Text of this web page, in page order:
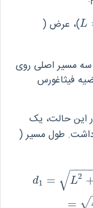
L
L= )، عرض (
سه مسیر اصلی روی
فیثاغورس
این حالت، یک
طول مسیر (
d1 = L2
−−−
√
= √
d1 =L2+(W